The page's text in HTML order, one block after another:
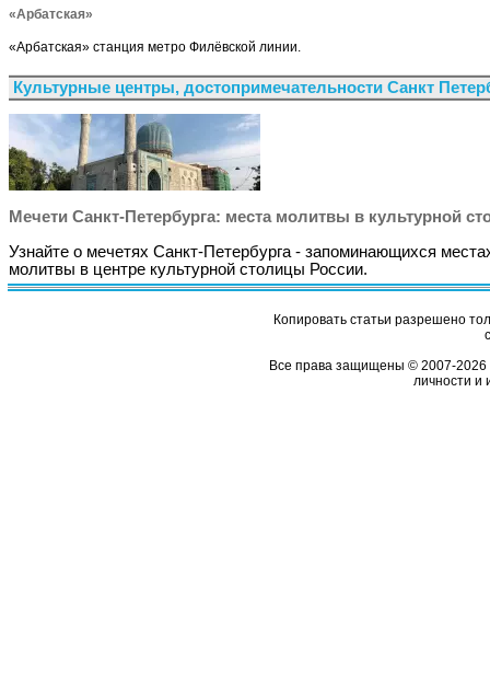
«Арбатская»
«Арбатская» станция метро Филёвской линии.
Культурные центры, достопримечательности Санкт
Мечети Санкт-Петербурга: места молитвы в культурной
Узнайте о мечетях Санкт-Петербурга - запоминающихся
молитвы в центре культурной столицы России.
Копировать статьи разрешено
Все права защищены © 2007-2026
личности и